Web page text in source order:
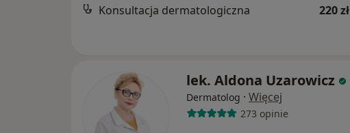
Konsultacja dermatologiczna
220 zł
lek. Aldona Uzarowicz
Dermatolog · Więcej
273 opinie